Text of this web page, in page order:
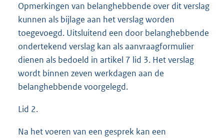
Opmerkingen van belanghebbende over dit verslag
kunnen als bijlage aan het verslag worden
toegevoegd. Uitsluitend een door belanghebbende
ondertekend verslag kan als aanvraagformulier
dienen als bedoeld in artikel 7 lid 3. Het verslag
wordt binnen zeven werkdagen aan de
belanghebbende voorgelegd.
Lid 2.
Na het voeren van een gesprek kan een